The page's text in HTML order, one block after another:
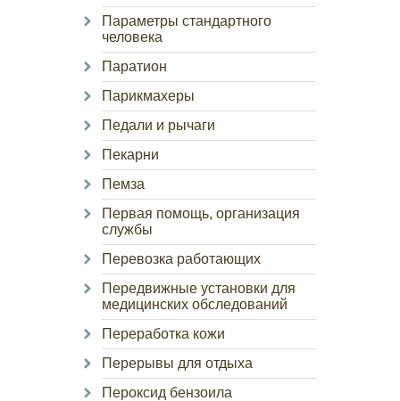
Параметры стандартного
человека
Паратион
Парикмахеры
Педали и рычаги
Пекарни
Пемза
Первая помощь, организация
службы
Перевозка работающих
Передвижные установки для
медицинских обследований
Переработка кожи
Перерывы для отдыха
Пероксид бензоила